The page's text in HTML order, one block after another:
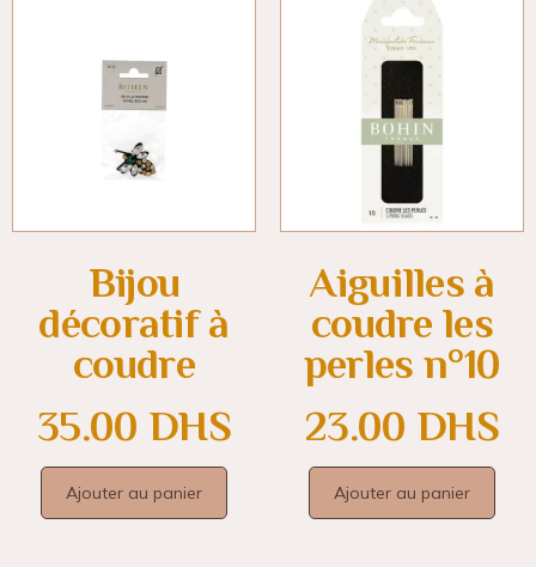
Bijou
décoratif à
coudre
35.00 DHS
Ajouter au panier
Aiguilles à
coudre les
perles n°10
23.00 DHS
Ajouter au panier